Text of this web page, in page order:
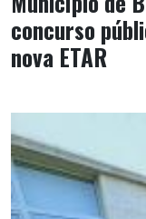
concurso
nova ETAR